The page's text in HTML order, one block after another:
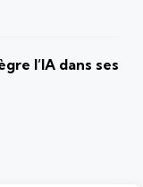
l’IA dans ses